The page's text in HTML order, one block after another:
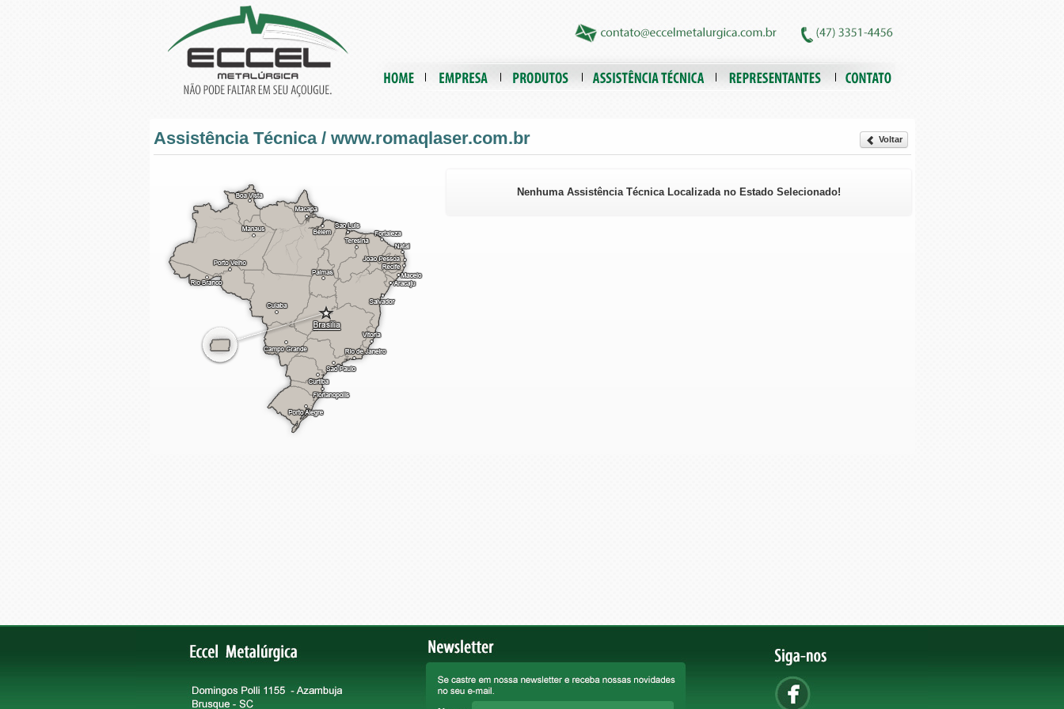
Assistência Técnica / www.romaqlaser.com.br Voltar
Nenhuma Assistência Técnica Localizada no Estado Selecionado!